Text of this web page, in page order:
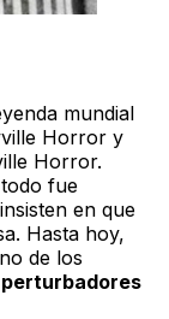
mundial
Horror y
Horror.
fue
en que
Hasta hoy,
de los
perturbadores